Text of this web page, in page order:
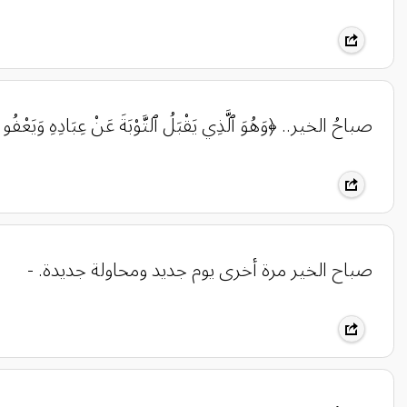
صباحُ الخير.. ﴿وَهُوَ ٱلَّذِي يَقْبَلُ ٱلتَّوْبَةَ عَنْ عِبَادِهِ
صباح الخير مرة أخرى يوم جديد ومحاولة جديدة. -